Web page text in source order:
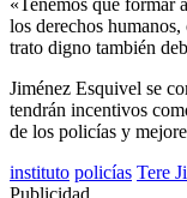
«Tenemos que formar
los derechos
trato digno también
Jiménez Esquivel se
tendrán incentivos
de los policías y
instituto policías Tere